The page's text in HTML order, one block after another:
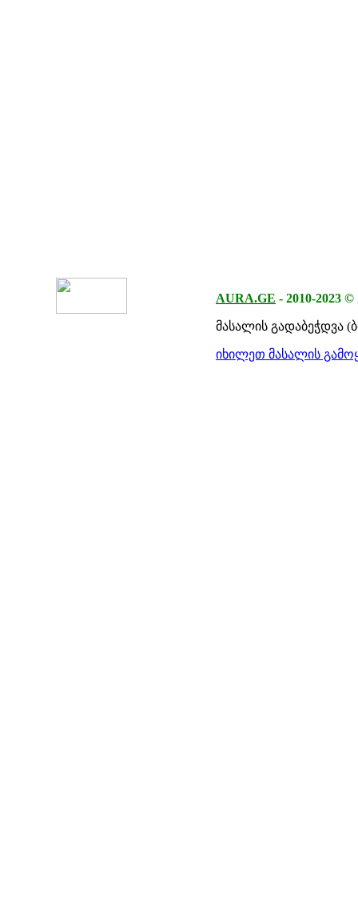
AURA.GE - 2010-2023 ©
მასალის გადაბეჭდვა
იხილეთ მასალის